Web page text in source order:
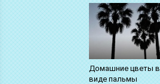
Домашние цветы в
виде пальмы